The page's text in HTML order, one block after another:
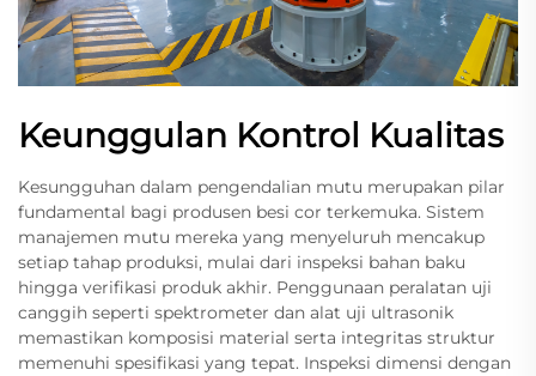
Keunggulan Kontrol Kualitas
Kesungguhan dalam pengendalian mutu merupakan pilar
fundamental bagi produsen besi cor terkemuka. Sistem
manajemen mutu mereka yang menyeluruh mencakup
setiap tahap produksi, mulai dari inspeksi bahan baku
hingga verifikasi produk akhir. Penggunaan peralatan uji
canggih seperti spektrometer dan alat uji ultrasonik
memastikan komposisi material serta integritas struktur
memenuhi spesifikasi yang tepat. Inspeksi dimensi dengan